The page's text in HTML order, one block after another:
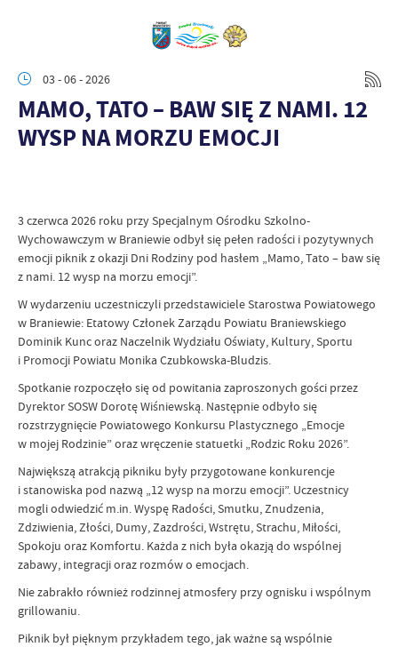
03 - 06 - 2026
MAMO, TATO – BAW SIĘ Z NAMI. 12
WYSP NA MORZU EMOCJI
3 czerwca 2026 roku przy Specjalnym Ośrodku Szkolno-
Wychowawczym w Braniewie odbył się pełen radości i pozytywnych
emocji piknik z okazji Dni Rodziny pod hasłem „Mamo, Tato – baw się
z nami. 12 wysp na morzu emocji”.
W wydarzeniu uczestniczyli przedstawiciele Starostwa Powiatowego
w Braniewie: Etatowy Członek Zarządu Powiatu Braniewskiego
Dominik Kunc oraz Naczelnik Wydziału Oświaty, Kultury, Sportu
i Promocji Powiatu Monika Czubkowska-Bludzis.
Spotkanie rozpoczęło się od powitania zaproszonych gości przez
Dyrektor SOSW Dorotę Wiśniewską. Następnie odbyło się
rozstrzygnięcie Powiatowego Konkursu Plastycznego „Emocje
w mojej Rodzinie” oraz wręczenie statuetki „Rodzic Roku 2026”.
Największą atrakcją pikniku były przygotowane konkurencje
i stanowiska pod nazwą „12 wysp na morzu emocji”. Uczestnicy
mogli odwiedzić m.in. Wyspę Radości, Smutku, Znudzenia,
Zdziwienia, Złości, Dumy, Zazdrości, Wstrętu, Strachu, Miłości,
Spokoju oraz Komfortu. Każda z nich była okazją do wspólnej
zabawy, integracji oraz rozmów o emocjach.
Nie zabrakło również rodzinnej atmosfery przy ognisku i wspólnym
grillowaniu.
Piknik był pięknym przykładem tego, jak ważne są wspólnie